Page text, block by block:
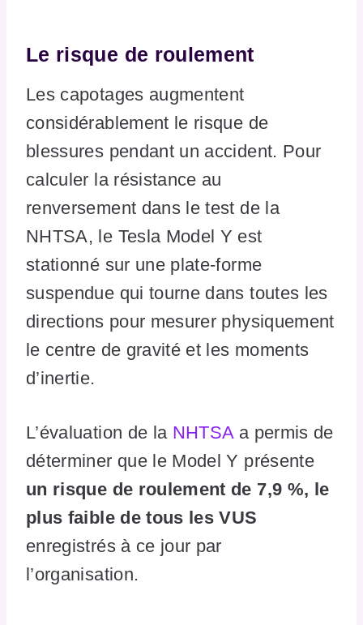
Le risque de roulement
Les capotages augmentent
considérablement le risque de
blessures pendant un accident. Pour
calculer la résistance au
renversement dans le test de la
NHTSA, le Tesla Model Y est
stationné sur une plate-forme
suspendue qui tourne dans toutes les
directions pour mesurer physiquement
le centre de gravité et les moments
d’inertie.
L’évaluation de la NHTSA a permis de
déterminer que le Model Y présente
un risque de roulement de 7,9 %, le
plus faible de tous les VUS
enregistrés à ce jour par
l’organisation.